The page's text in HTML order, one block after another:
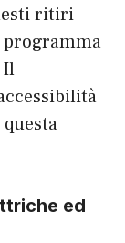
ritiri
Il
ed